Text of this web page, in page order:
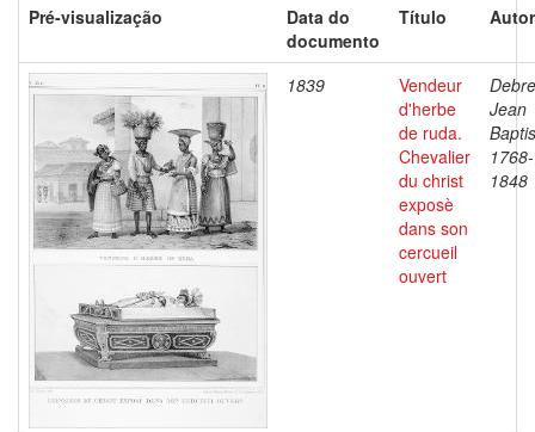
Pré-visualização
Data do
documento
Título
1839
Vendeur
d'herbe
de ruda.
Chevalier
du christ
exposè
dans son
cercueil
ouvert
Jean
1768-
1848